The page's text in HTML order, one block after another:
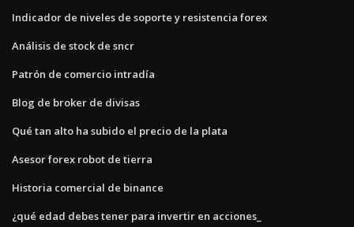
Indicador de niveles de soporte y resistencia forex
Análisis de stock de sncr
Patrón de comercio intradía
Blog de broker de divisas
Qué tan alto ha subido el precio de la plata
Asesor forex robot de tierra
Historia comercial de binance
¿qué edad debes tener para invertir en acciones_